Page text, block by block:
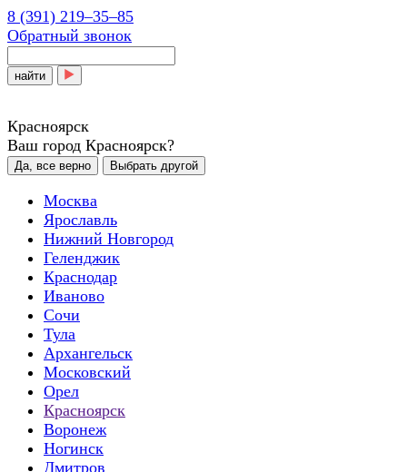
8 (391) 219‒35‒85
Обратный звонок
найти
Красноярск
Ваш город Красноярск?
Да, все верно Выбрать другой
Москва
Ярославль
Нижний Новгород
Геленджик
Краснодар
Иваново
Сочи
Тула
Архангельск
Московский
Орел
Красноярск
Воронеж
Ногинск
Дмитров